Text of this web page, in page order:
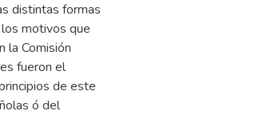
distintas formas
motivos que
la Comisión
fueron el
de este
ó del